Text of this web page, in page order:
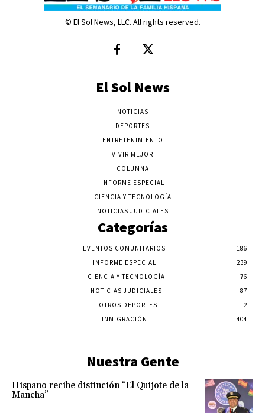
© El Sol News, LLC. All rights reserved.
El Sol News
NOTICIAS
DEPORTES
ENTRETENIMIENTO
VIVIR MEJOR
COLUMNA
INFORME ESPECIAL
CIENCIA Y TECNOLOGÍA
NOTICIAS JUDICIALES
Categorías
EVENTOS COMUNITARIOS
186
INFORME ESPECIAL
239
CIENCIA Y TECNOLOGÍA
76
NOTICIAS JUDICIALES
87
OTROS DEPORTES
2
INMIGRACIÓN
404
Nuestra Gente
Hispano recibe distinción “El Quijote de la
Mancha”